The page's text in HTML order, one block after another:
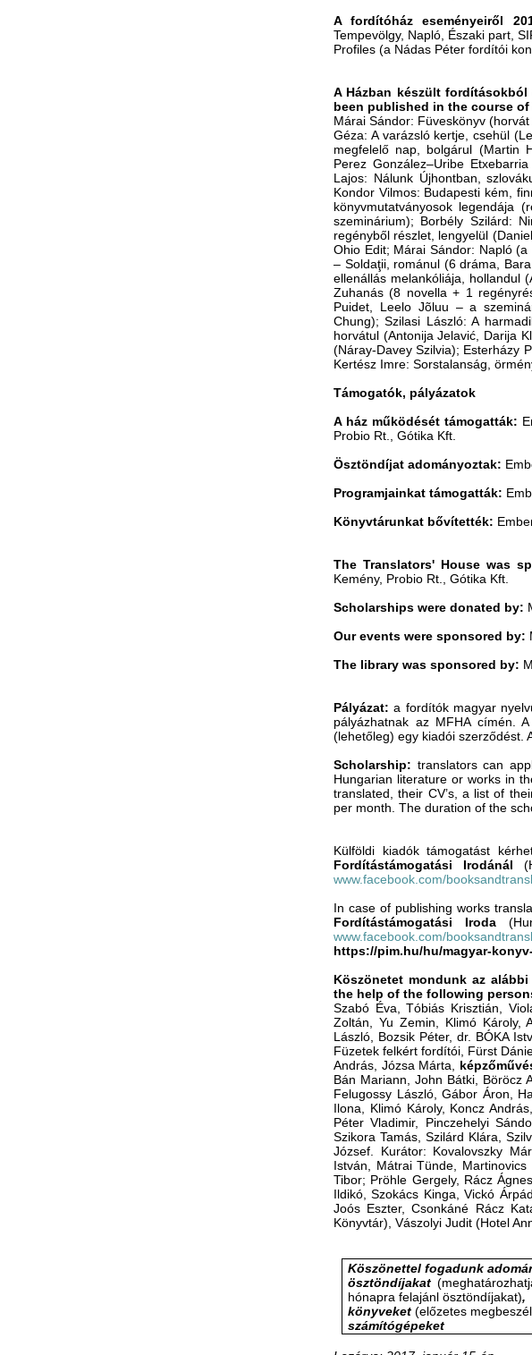
A fordítóház eseményeiről
Tempevölgy, Napló, Északi part,
Profiles (a Nádas Péter fordítói
A Házban készült
been published in the course
Márai Sándor: Füveskönyv
Géza: A varázsló kertje, csehül
megfelelő nap, bolgárul (Martin
Perez González‒Uribe
Lajos: Nálunk Újhontban,
Kondor Vilmos: Budapesti kém,
könyvmutatványosok legendája
szeminárium); Borbély Szilárd:
regényből részlet, lengyelül
Ohio Edit; Márai Sándor: Napló
‒ Soldaţii, románul (6 dráma,
ellenállás melankóliája, hollandul
Zuhanás (8 novella + 1
Puidet, Leelo Jõluu ‒ a
Chung); Szilasi László: A
horvátul (Antonija Jelavić, Darija
(Náray-Davey Szilvia); Esterházy
Kertész Imre: Sorstalanság,
Támogatók, pályázatok
A ház működését támogatták:
Probio Rt., Gótika Kft.
Ösztöndíjat adományoztak:
Programjainkat támogatták:
Könyvtárunkat bővítették:
The Translators' House was
Kemény, Probio Rt., Gótika Kft.
Scholarships were donated by:
Our events were sponsored by:
The library was sponsored by:
Pályázat: a fordítók magyar
pályázhatnak az MFHA címén.
(lehetőleg) egy kiadói szerződést.
Scholarship: translators can
Hungarian literature or works in
translated, their CV’s, a list of
per month. The duration of the
Külföldi kiadók támogatást
Fordítástámogatási Irodánál
www.facebook.com/
In case of publishing works
Fordítástámogatási Iroda
www.facebook.com/
https://pim.hu/hu/magyar-
Köszönetet mondunk az
the help of the following
Szabó Éva, Tóbiás Krisztián,
Zoltán, Yu Zemin, Klimó Károly,
László, Bozsik Péter, dr. BÓKA
Füzetek felkért fordítói, Fürst
András, Józsa Márta,
Bán Mariann, John Bátki, Böröcz
Felugossy László, Gábor Áron,
Ilona, Klimó Károly, Koncz
Péter Vladimir, Pinczehelyi
Szikora Tamás, Szilárd Klára,
József. Kurátor: Kovalovszky
István, Mátrai Tünde,
Tibor; Pröhle Gergely, Rácz
Ildikó, Szokács Kinga, Vickó
Joós Eszter, Csonkáné Rácz
Könyvtár), Vászolyi Judit (Hotel
Köszönettel fogadunk
ösztöndíjakat
hónapra felajánl ösztöndíjakat),
könyveket(előzetes
számítógépeket